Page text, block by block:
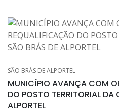
SÃO BRÁS DE ALPORTEL
MUNICÍPIO AVANÇA COM
DO POSTO TERRITORIAL DA
ALPORTEL